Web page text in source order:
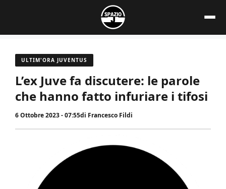
contenuto
ULTIM'ORA JUVENTUS
L’ex Juve fa discutere: le parole
che hanno fatto infuriare i tifosi
6 Ottobre 2023 - 07:55di Francesco Fildi